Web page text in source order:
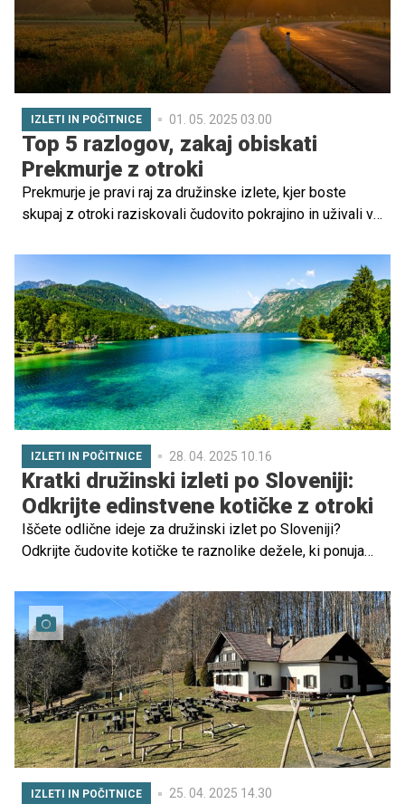
IZLETI IN POČITNICE 01. 05. 2025 03.00
Top 5 razlogov, zakaj obiskati
Prekmurje z otroki
Prekmurje je pravi raj za družinske izlete, kjer boste
skupaj z otroki raziskovali čudovito pokrajino in uživali v
prostranimi polji, visokimi travami in gostoljubnimi
domačini, Prekmurje ponuja številne možnosti za
raziskovanje, zabavo in sprostitev. V tem članku vam
predstavljamo pet razlogov, zakaj bi morali Prekmurje
obiskati z otroki in katere izletniške točke ne smete
spregledati.
IZLETI IN POČITNICE 28. 04. 2025 10.16
Kratki družinski izleti po Sloveniji:
Odkrijte edinstvene kotičke z otroki
Iščete odlične ideje za družinski izlet po Sloveniji?
Odkrijte čudovite kotičke te raznolike dežele, ki ponuja
Slovenija je popolna destinacija za družinska potovanja,
saj ponuja edinstvene naravne lepote, slikovite kraje in
bogato kulturno dediščino.
IZLETI IN POČITNICE 25. 04. 2025 14.30